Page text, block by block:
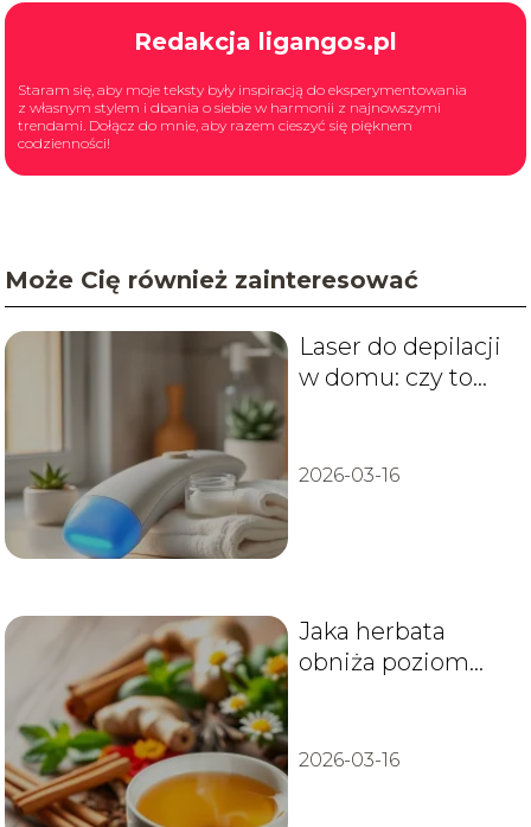
Redakcja ligangos.pl
Staram się, aby moje teksty były inspiracją do eksperymentowania
z własnym stylem i dbania o siebie w harmonii z najnowszymi
trendami. Dołącz do mnie, aby razem cieszyć się pięknem
codzienności!
Może Cię również zainteresować
Laser do depilacji
w domu: czy to
2026-03-16
Jaka herbata
obniża poziom
2026-03-16